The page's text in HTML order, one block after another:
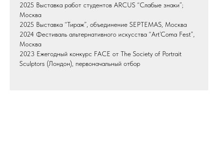
2025 Выставка работ студентов ARCUS “Слабые знаки”;
Москва
2025 Выставка “Тираж”, объединение SEPTEMAS, Москва
2024 Фестиваль альтернативного искусства “Art’Coma Fest”,
Москва
2023 Ежегодный конкурс FACE от The Society of Portrait
Sculptors (Лондон), первоначальный отбор